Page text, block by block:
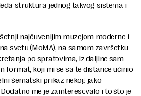
struktura jednog takvog sistema i
najčuvenijim muzejom moderne i
svetu (MoMA), na samom završetku
po spratovima, iz daljine sam
format, koji mi se sa te distance učinio
šematski prikaz nekog jako
me je zainteresovalo i to što je